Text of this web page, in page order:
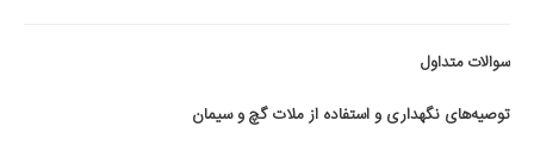
سوالات متداول
توصیه‌های نگهداری و استفاده از ملات گچ و سیمان